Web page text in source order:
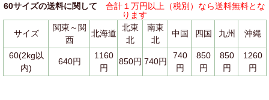
60サイズの送料に関して
合計１万円以上（税別）なら送料無料とな
ります
サイズ
関東～関
西
北海道
北東
北
南東
北
中国 四国 九州 沖縄
60(2kg以
内)
640円
1160
円
850円 740円
740
円
850
円
850
円
1260
円